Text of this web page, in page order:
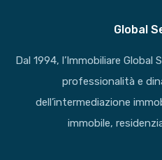
Global
Dal 1994, l’Immobiliare
professionalità e
dell’intermediazione
immobile,